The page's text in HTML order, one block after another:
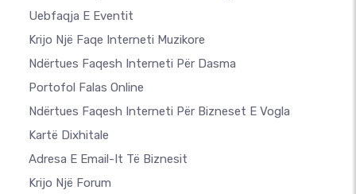
Uebfaqja E Eventit
Krijo Një Faqe Interneti Muzikore
Ndërtues Faqesh Interneti Për Dasma
Portofol Falas Online
Ndërtues Faqesh Interneti Për Bizneset E Vogla
Kartë Dixhitale
Adresa E Email-It Të Biznesit
Krijo Një Forum